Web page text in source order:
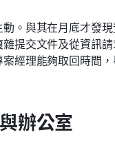
。與其在月底才發
提交文件及從資訊
經理能夠取回時間
辦公室